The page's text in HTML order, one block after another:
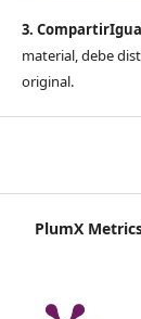
3.
material, debe
original.
PlumX